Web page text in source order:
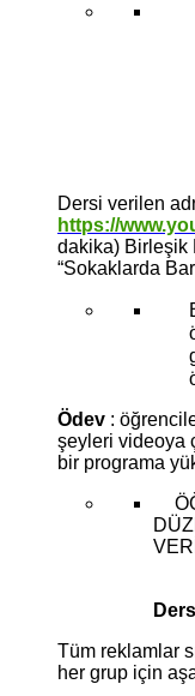
Dersi verilen
https://
dakika) Birleşik
“Sokaklarda
Ödev :
şeyleri videoya
bir programa
Tüm reklamlar
her grup için